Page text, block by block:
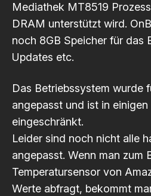
Mediathek MT8519
DRAM unterstützt wird.
noch 8GB Speicher für das
Updates etc.
Das Betriebssystem wurde
angepasst und ist in einigen
eingeschränkt.
Leider sind noch nicht alle
angepasst. Wenn man zum
Temperatursensor von
Werte abfragt, bekommt